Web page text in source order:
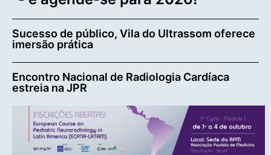
Sucesso de público, Vila do Ultrassom oferece
imersão prática
Encontro Nacional de Radiologia Cardíaca
estreia na JPR